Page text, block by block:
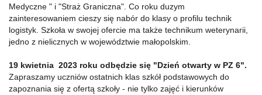
Medyczne " i "Straż Graniczna". Co roku duzym
zainteresowaniem cieszy się nabór do klasy o profilu technik
logistyk. Szkoła w swojej ofercie ma także technikum weterynarii,
jedno z nielicznych w województwie małopolskim.
19 kwietnia 2023 roku odbędzie się "Dzień otwarty w PZ 6".
Zapraszamy uczniów ostatnich klas szkół podstawowych do
zapoznania się z ofertą szkoły - nie tylko zajęć i kierunków